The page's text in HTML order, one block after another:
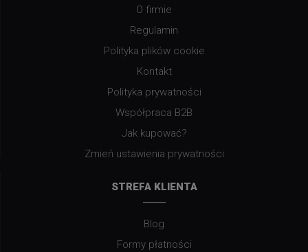
O firmie
Regulamin
Polityka plików cookie
Kontakt
Polityka prywatności
Współpraca B2B
Jak kupować?
Zmień ustawienia prywatności
STREFA KLIENTA
Blog
Formy płatności